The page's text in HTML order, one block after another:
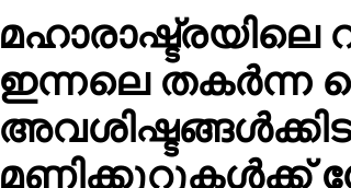
ഇന്നലെ തകർന്ന
മണിക്കൂറുകൾക്ക്